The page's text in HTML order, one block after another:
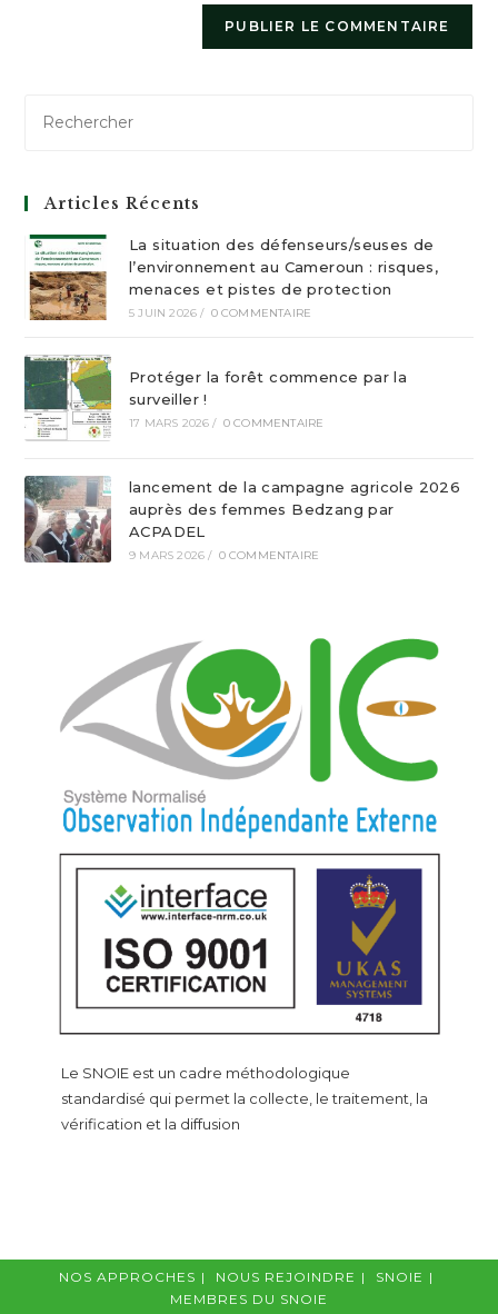
Articles Récents
La situation des défenseurs/seuses de
l’environnement au Cameroun : risques,
menaces et pistes de protection
5 JUIN 2026 / 0 COMMENTAIRE
Protéger la forêt commence par la
surveiller !
17 MARS 2026 / 0 COMMENTAIRE
lancement de la campagne agricole 2026
auprès des femmes Bedzang par
ACPADEL
9 MARS 2026 / 0 COMMENTAIRE
Le SNOIE est un cadre méthodologique
standardisé qui permet la collecte, le traitement, la
vérification et la diffusion
NOS APPROCHES NOUS REJOINDRE
SNOIE
MEMBRES DU SNOIE